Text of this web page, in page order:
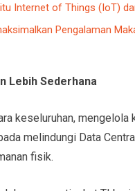
Internet of Things (IoT)
Pengalaman
Lebih Sederhana
keseluruhan, mengelola
melindungi Data
fisik.